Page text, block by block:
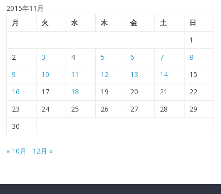
2015年11月
月
火 水 木 金 土
日
1
2
3 4 5 6 7
8
9
10 11 12 13 14
15
16
17 18 19 20 21
22
23
24 25 26 27 28
29
30
« 10月 12月 »